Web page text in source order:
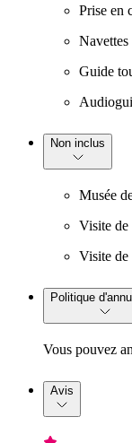
Prise en
Navettes
Guide
Non inclus
Musée
Visite
Visite
Politique
Vous pouvez
Avis